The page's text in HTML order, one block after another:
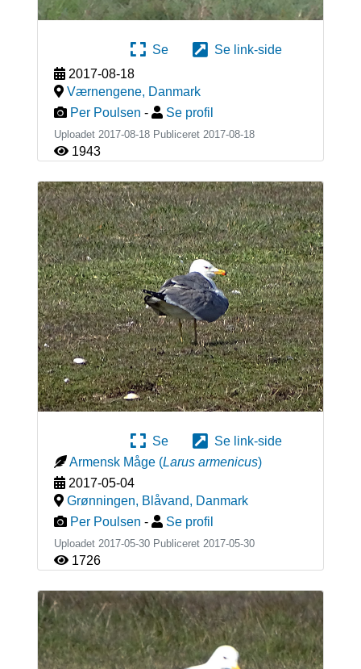
Se
Se link-side
2017-08-18
Værnengene, Danmark
Per Poulsen - Se profil
Uploadet 2017-08-18 Publiceret 2017-08-18
1943
Se
Se link-side
Armensk Måge (Larus armenicus)
2017-05-04
Grønningen, Blåvand, Danmark
Per Poulsen - Se profil
Uploadet 2017-05-30 Publiceret 2017-05-30
1726